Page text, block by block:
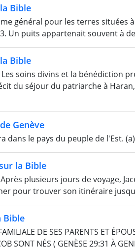
Bible
général pour les terres
Un puits appartenait souvent à
Bible
Les soins divins et la bénédiction
du séjour du patriarche à
Genève
dans le pays du peuple de l'Est.
la Bible
Après plusieurs jours de voyage,
pour trouver son itinéraire
Bible
DE SES PARENTS ET
SONT NÉS ( GENÈSE 29:31 À